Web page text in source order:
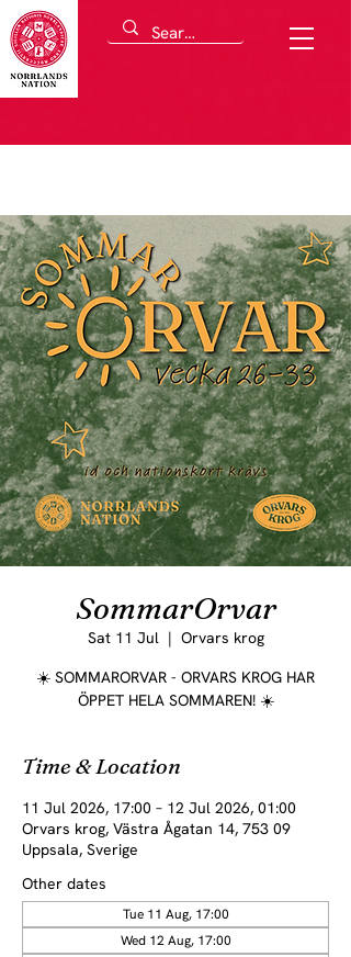
SommarOrvar
Sat 11 Jul
  |
Orvars krog
☀️ SOMMARORVAR - ORVARS KROG HAR
ÖPPET HELA SOMMAREN! ☀️
Time & Location
11 Jul 2026, 17:00 – 12 Jul 2026, 01:00
Orvars krog, Västra Ågatan 14, 753 09
Uppsala, Sverige
Other dates
Tue 11 Aug, 17:00
Wed 12 Aug, 17:00